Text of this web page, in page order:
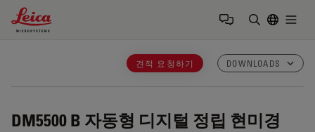
Leica Microsystems Logo
견적 요청하기 DOWNLOADS
DM5500 B 자동형 디지털 정립 현미경